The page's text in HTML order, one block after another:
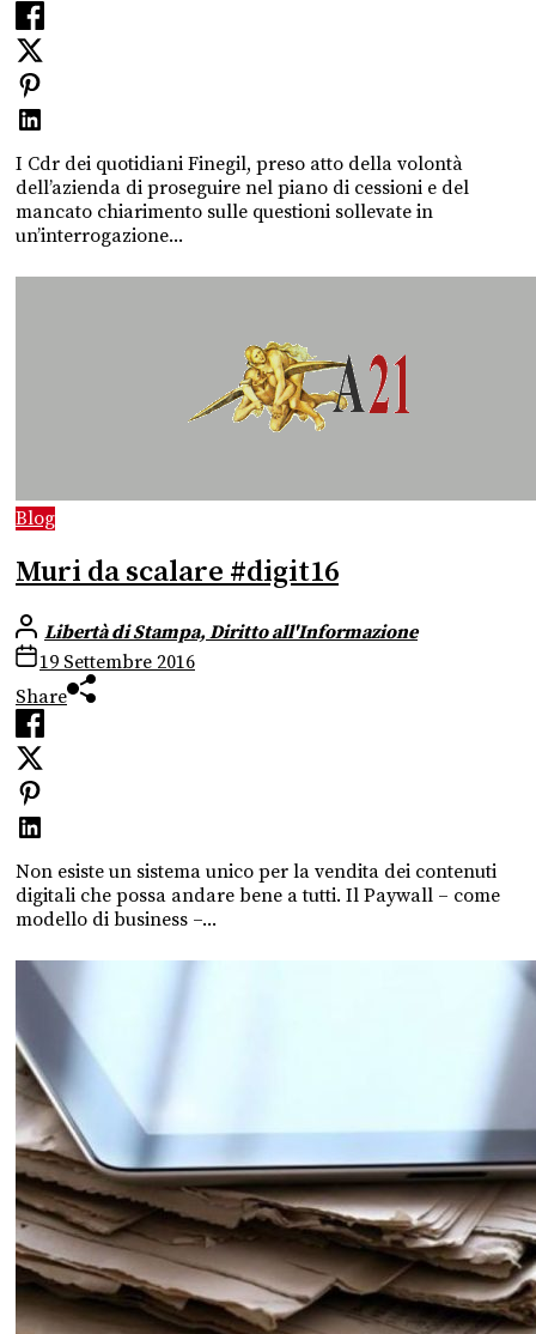
I Cdr dei quotidiani Finegil, preso atto della volontà
dell’azienda di proseguire nel piano di cessioni e del
mancato chiarimento sulle questioni sollevate in
un’interrogazione...
Blog
Muri da scalare #digit16
Libertà di Stampa, Diritto all'Informazione
19 Settembre 2016
Share
Non esiste un sistema unico per la vendita dei contenuti
digitali che possa andare bene a tutti. Il Paywall – come
modello di business –...